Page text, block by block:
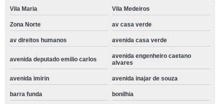
Vila Maria Vila Medeiros
Zona Norte av casa verde
av direitos humanos avenida casa verde
avenida deputado emilio carlos
avenida engenheiro caetano
alvares
avenida imirin avenida inajar de souza
barra funda bonilhia